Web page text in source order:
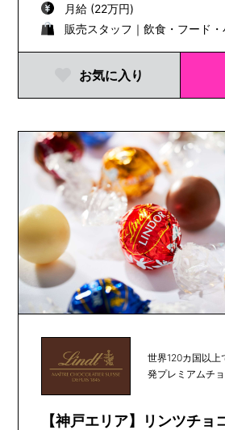
月給 (22万円)
販売スタッフ｜飲食・フード・
お気に入り
世界120カ国以上
発プレミアムチ
【神戸エリア】リンツチョ